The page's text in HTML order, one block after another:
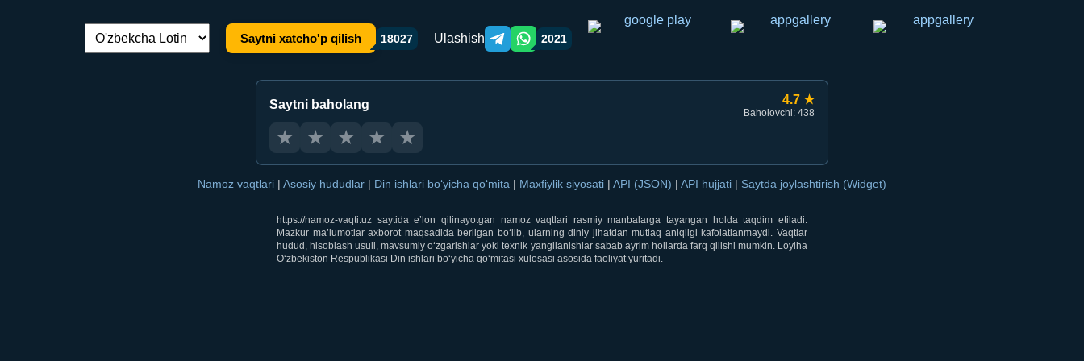
Tilni almashtirish: Saytni xatcho'p qilish 18027 Ulashish Telegram orqali ulashish
WhatsApp orqali ulashish
2021
Saytni baholang 4.7 ★
Baholovchi: 438
★ ★ ★ ★ ★
Namoz vaqtlari | Asosiy hududlar | Din ishlari bo‘yicha qo‘mita | Maxfiylik siyosati | API (JSON) | API hujjati | Saytda joylashtirish (Widget)
https://namoz-vaqti.uz saytida e’lon qilinayotgan namoz vaqtlari rasmiy manbalarga tayangan holda taqdim etiladi.
Mazkur ma’lumotlar axborot maqsadida berilgan bo‘lib, ularning diniy jihatdan mutlaq aniqligi kafolatlanmaydi. Vaqtlar
hudud, hisoblash usuli, mavsumiy o‘zgarishlar yoki texnik yangilanishlar sabab ayrim hollarda farq qilishi mumkin. Loyiha
O‘zbekiston Respublikasi Din ishlari bo‘yicha qo‘mitasi xulosasi asosida faoliyat yuritadi.